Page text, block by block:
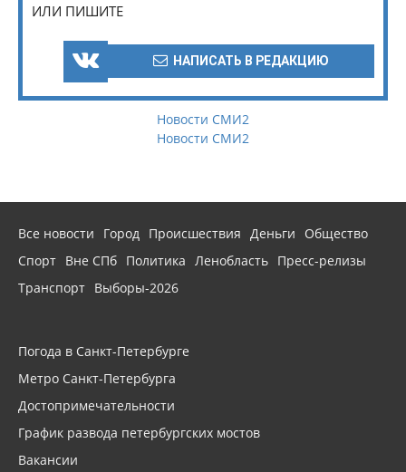
ИЛИ ПИШИТЕ
НАПИСАТЬ В РЕДАКЦИЮ
Новости СМИ2
Новости СМИ2
Все новости Город Происшествия Деньги
Общество
Спорт Вне СПб Политика Ленобласть Пресс-релизы
Транспорт Выборы-2026
Погода в Санкт-Петербурге
Метро Санкт-Петербурга
Достопримечательности
График развода петербургских мостов
Вакансии